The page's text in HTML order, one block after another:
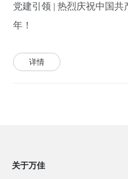
党建引领 | 热烈庆祝中国共
年！
详情
关于万佳